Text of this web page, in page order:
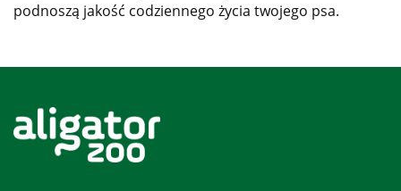
podnoszą jakość codziennego życia twojego psa.